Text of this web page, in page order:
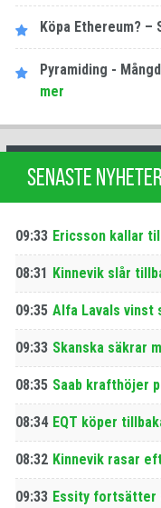
Köpa Ethereum? –
Pyramiding -
mer
SENASTE
09:33 Ericsson kallar
08:31 Kinnevik slår
09:35 Alfa Lavals vinst
09:33 Skanska säkrar
08:35 Saab krafthöjer
08:34 EQT köper
08:32 Kinnevik rasar
09:33 Essity fortsätter